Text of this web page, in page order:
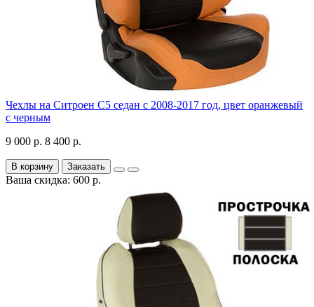
Чехлы на Ситроен С5 седан с 2008-2017 год, цвет оранжевый
с черным
9 000 р. 8 400 р.
В корзину Заказать
Ваша скидка: 600 р.